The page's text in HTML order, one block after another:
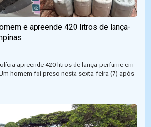
e apreende 420 litros de lança-
apreende 420 litros de lança-perfume em
homem foi preso nesta sexta-feira (7) após